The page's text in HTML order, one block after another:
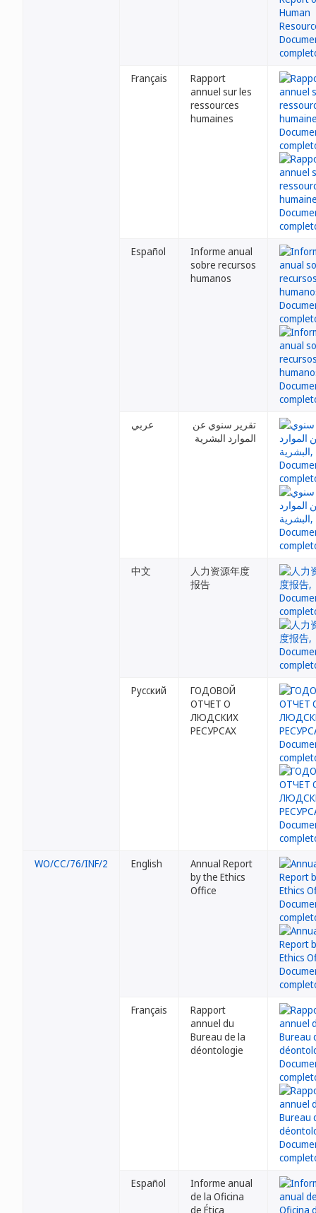
Français
Rapport
annuel sur les
ressources
humaines
Español
Informe anual
sobre recursos
humanos
عربي
تقرير سنوي عن
الموارد البشرية
中文
人力资源年度
报告
Русский
ГОДОВОЙ
ОТЧЕТ О
ЛЮДСКИХ
РЕСУРСАХ
WO/CC/76/INF/2 English
Annual Report
by the Ethics
Office
Français
Rapport
annuel du
Bureau de la
déontologie
Español
Informe anual
de la Oficina
de Ética